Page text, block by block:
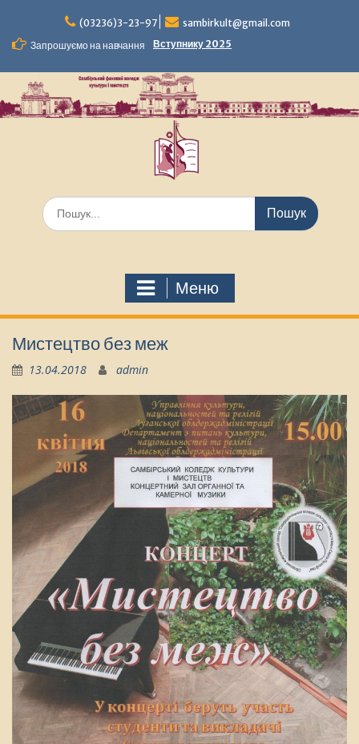
вмісту
(03236)3-23-97
sambirkult@gmail.com
Запрошуємо на навчання
Вступнику 2025
Шукати:
Меню
Мистецтво без меж
13.04.2018 admin